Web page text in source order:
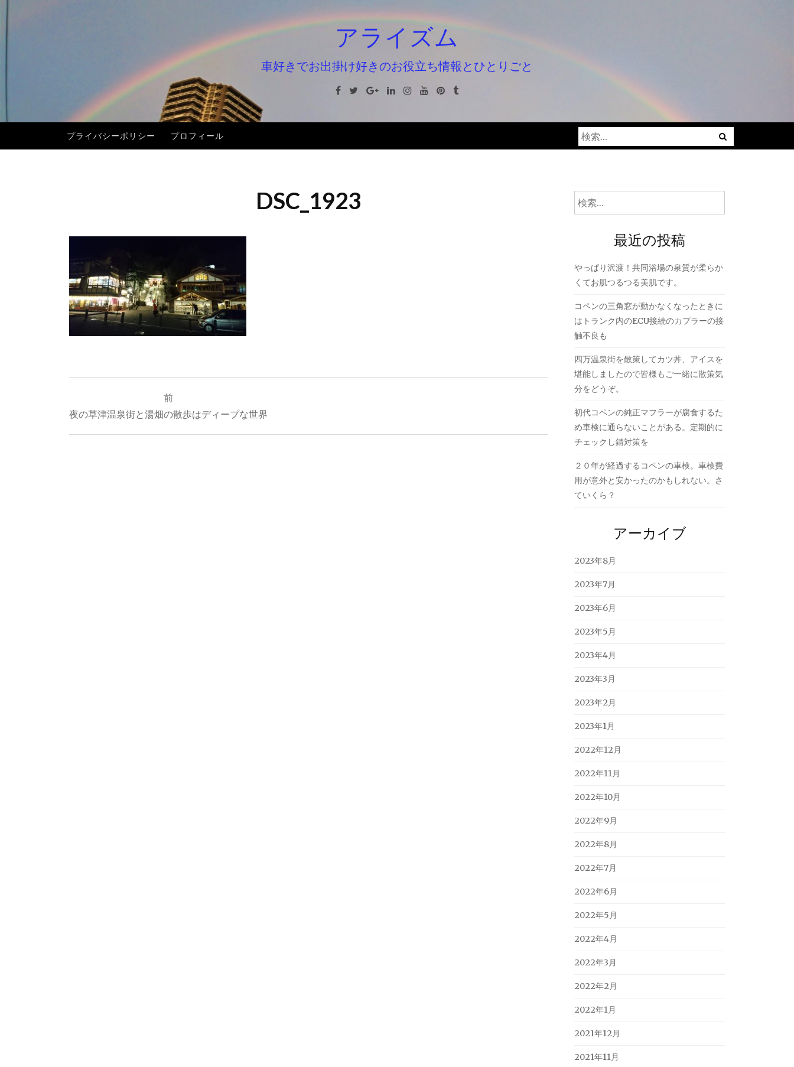
キ
アライズム
車好きでお出掛け好きのお役立ち情報とひとりごと
Facebook
TwitterGoogle+LinkedinInstagramYoutubePinterest
Tumblr
プライバシーポリシー プロフィール
検
索:
DSC_1923
稿
ナ
前
夜の草津温泉街と湯畑の散歩はディープな世界
検
索:
最近の投稿
やっぱり沢渡！共同浴場の泉質が柔らか
くてお肌つるつる美肌です。
コペンの三角窓が動かなくなったときに
はトランク内のECU接続のカプラーの接
触不良も
四万温泉街を散策してカツ丼、アイスを
堪能しましたので皆様もご一緒に散策気
分をどうぞ。
初代コペンの純正マフラーが腐食するた
め車検に通らないことがある。定期的に
チェックし錆対策を
２０年が経過するコペンの車検。車検費
用が意外と安かったのかもしれない。さ
ていくら？
アーカイブ
2023年8月
2023年7月
2023年6月
2023年5月
2023年4月
2023年3月
2023年2月
2023年1月
2022年12月
2022年11月
2022年10月
2022年9月
2022年8月
2022年7月
2022年6月
2022年5月
2022年4月
2022年3月
2022年2月
2022年1月
2021年12月
2021年11月